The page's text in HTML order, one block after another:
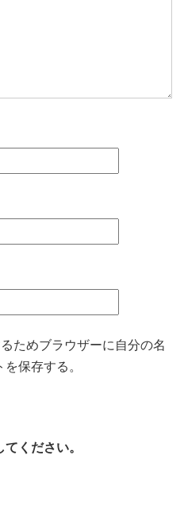
ためブラウザーに自分の名
保存する。
ください。